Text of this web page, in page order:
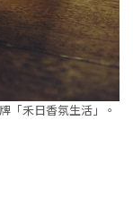
「禾日香氛生活」。